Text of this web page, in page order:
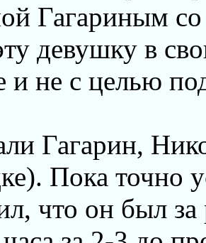
Гагариным
девушку в
и не с целью
Гагарин,
Пока точно
что он был